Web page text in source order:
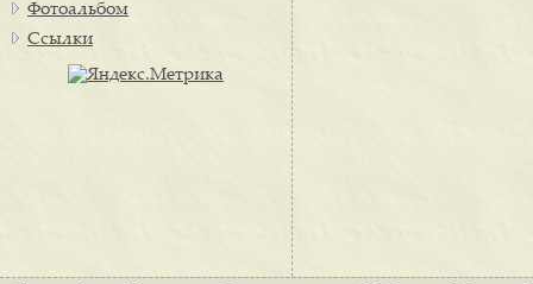
Фотоальбом
Ссылки